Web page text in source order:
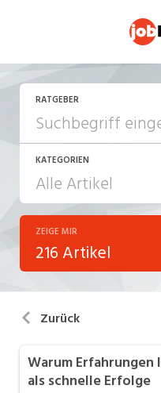
RATGEBER
KATEGORIEN
Arbeitsalltag
Arbeitsrecht
Bewerbung und
ZEIGE MIR
216 Artikel
Zurück
Warum
als schnelle Erfolge